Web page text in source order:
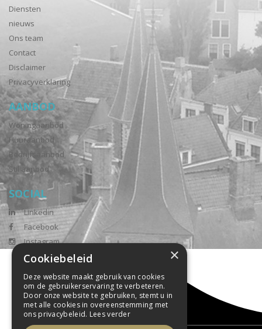
Diensten
nieuws
Ons team
Contact
Disclaimer
Privacyverklaring
AANBOD
Woningaanbod
Huuraanbod
Bedrijfsaanbod
Stil aanbod
SOCIAL
Linkedin
Facebook
Instagram
×
Cookiebeleid
Deze website maakt gebruik van cookies
om de gebruikerservaring te verbeteren.
Door onze website te gebruiken, stemt u in
met alle cookies in overeenstemming met
ons privacybeleid. Lees verder